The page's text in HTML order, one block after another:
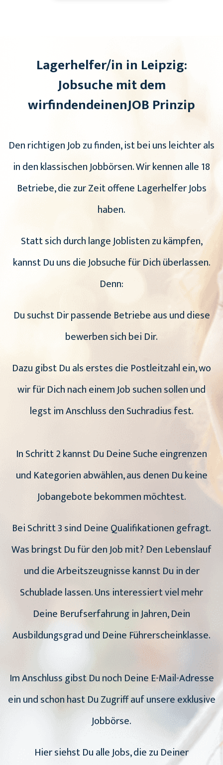
Lagerhelfer/in in Leipzig:
Jobsuche mit dem
wirfindendeinenJOB Prinzip
Den richtigen Job zu finden, ist bei uns leichter als
in den klassischen Jobbörsen. Wir kennen alle 18
Betriebe, die zur Zeit offene Lagerhelfer Jobs
haben.
Statt sich durch lange Joblisten zu kämpfen,
kannst Du uns die Jobsuche für Dich überlassen.
Denn:
Du suchst Dir passende Betriebe aus und diese
bewerben sich bei Dir.
Dazu gibst Du als erstes die Postleitzahl ein, wo
wir für Dich nach einem Job suchen sollen und
legst im Anschluss den Suchradius fest.
In Schritt 2 kannst Du Deine Suche eingrenzen
und Kategorien abwählen, aus denen Du keine
Jobangebote bekommen möchtest.
Bei Schritt 3 sind Deine Qualifikationen gefragt.
Was bringst Du für den Job mit? Den Lebenslauf
und die Arbeitszeugnisse kannst Du in der
Schublade lassen. Uns interessiert viel mehr
Deine Berufserfahrung in Jahren, Dein
Ausbildungsgrad und Deine Führerscheinklasse.
Im Anschluss gibst Du noch Deine E-Mail-Adresse
ein und schon hast Du Zugriff auf unsere exklusive
Jobbörse.
Hier siehst Du alle Jobs, die zu Deiner